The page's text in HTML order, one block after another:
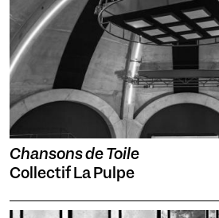
Chansons de Toile
Collectif La Pulpe